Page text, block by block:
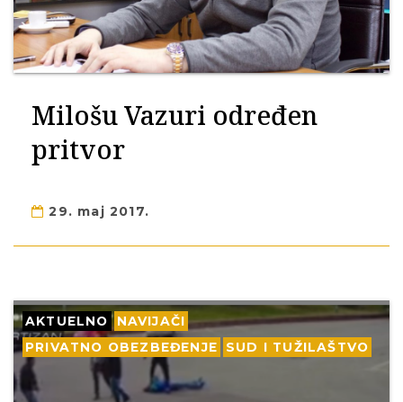
Milošu Vazuri određen
pritvor
29. maj 2017.
AKTUELNO
NAVIJAČI
PRIVATNO OBEZBEĐENJE
SUD I TUŽILAŠTVO